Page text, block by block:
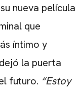
nueva película
que
íntimo y
la puerta
futuro. “Estoy